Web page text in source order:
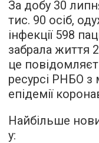
За добу 30
тис. 90 осіб,
інфекції 598
забрала життя
це
ресурсі РНБО з
епідемії
Найбільше
у: